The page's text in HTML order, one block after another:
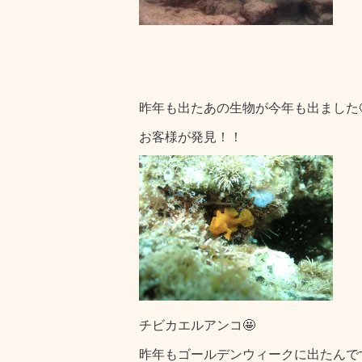
昨年も出たあの生物が今年も出ました
お客様が発見！！
チビカエルアンコ🤩
昨年もゴールデンウィークに出たんで